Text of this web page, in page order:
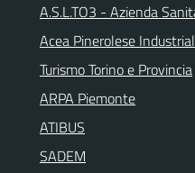
A.S.L.TO3 - Azienda
Acea Pinerolese
Turismo Torino e Provincia
ARPA Piemonte
ATIBUS
SADEM